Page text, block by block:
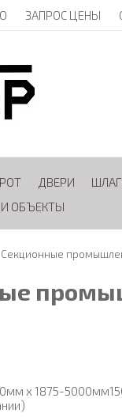
ЗАПРОС ЦЕНЫ
ДВЕРИ
ОБЪЕКТЫ
Секционные
х 1875-